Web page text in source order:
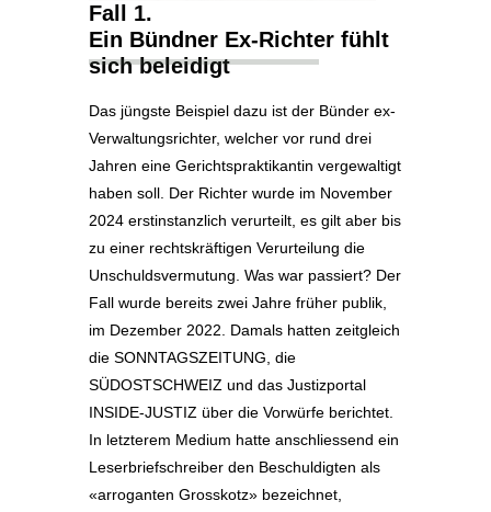
Fall 1.
Ein Bündner Ex-Richter fühlt
sich beleidigt
Das jüngste Beispiel dazu ist der Bünder ex-
Verwaltungsrichter, welcher vor rund drei
Jahren eine Gerichtspraktikantin vergewaltigt
haben soll. Der Richter wurde im November
2024 erstinstanzlich verurteilt, es gilt aber bis
zu einer rechtskräftigen Verurteilung die
Unschuldsvermutung. Was war passiert? Der
Fall wurde bereits zwei Jahre früher publik,
im Dezember 2022. Damals hatten zeitgleich
die SONNTAGSZEITUNG, die
SÜDOSTSCHWEIZ und das Justizportal
INSIDE-JUSTIZ über die Vorwürfe berichtet.
In letzterem Medium hatte anschliessend ein
Leserbriefschreiber den Beschuldigten als
«arroganten Grosskotz» bezeichnet,